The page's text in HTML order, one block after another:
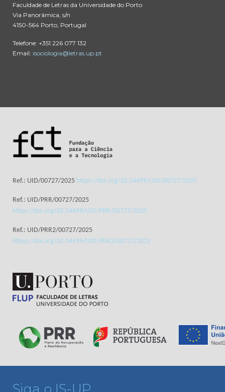
Faculdade de Letras da Universidade do Porto
Via Panorâmica, s/n
4150-564 Porto, Portugal
Telefone: +351 226 077 132
Email: isociologia@letras.up.pt
Ref.: UID/00727/2025 https://doi.org/10.54499/UID/00727/2025
Ref.: UID/PRR/00727/2025
https://doi.org/10.54499/UID/PRR/00727/2025
Ref.: UID/PRR2/00727/2025
https://doi.org/10.54499/UID/PRR2/00727/2025